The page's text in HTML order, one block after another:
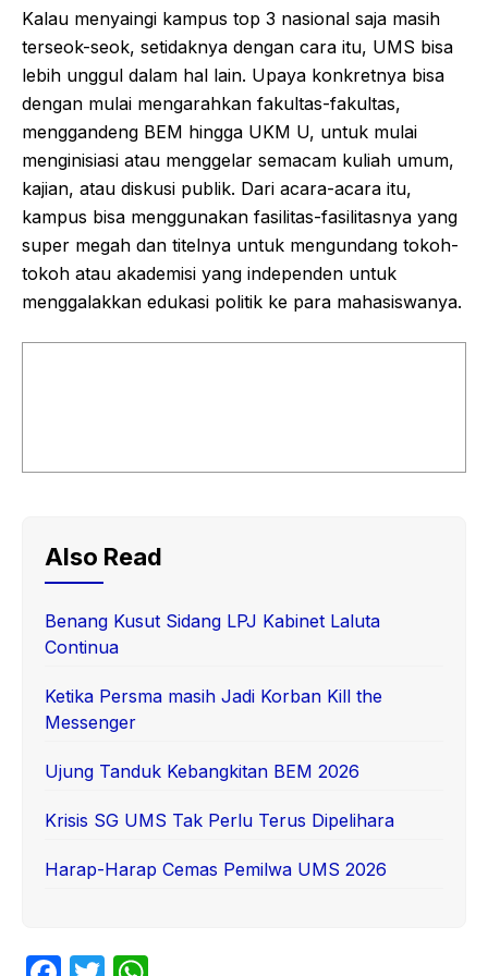
Kalau menyaingi kampus top 3 nasional saja masih
terseok-seok, setidaknya dengan cara itu, UMS bisa
lebih unggul dalam hal lain. Upaya konkretnya bisa
dengan mulai mengarahkan fakultas-fakultas,
menggandeng BEM hingga UKM U, untuk mulai
menginisiasi atau menggelar semacam kuliah umum,
kajian, atau diskusi publik. Dari acara-acara itu,
kampus bisa menggunakan fasilitas-fasilitasnya yang
super megah dan titelnya untuk mengundang tokoh-
tokoh atau akademisi yang independen untuk
menggalakkan edukasi politik ke para mahasiswanya.
Also Read
Benang Kusut Sidang LPJ Kabinet Laluta
Continua
Ketika Persma masih Jadi Korban Kill the
Messenger
Ujung Tanduk Kebangkitan BEM 2026
Krisis SG UMS Tak Perlu Terus Dipelihara
Harap-Harap Cemas Pemilwa UMS 2026